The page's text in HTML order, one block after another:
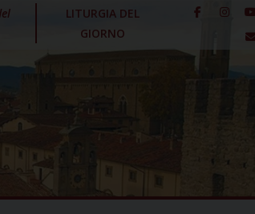
LITURGIA DEL
GIORNO